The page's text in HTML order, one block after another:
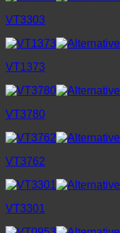
VT3303
VT1373
VT3780
VT3762
VT3301